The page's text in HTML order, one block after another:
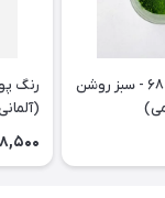
رنگ پودری کد ۶۸ - سبز روشن
(آلمانی)